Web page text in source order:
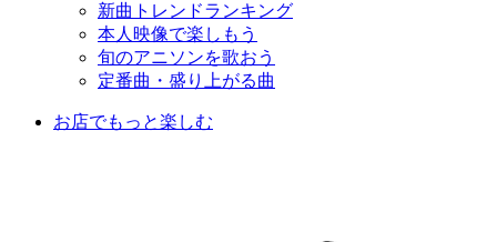
新曲トレンドランキング
本人映像で楽しもう
旬のアニソンを歌おう
定番曲・盛り上がる曲
お店でもっと楽しむ